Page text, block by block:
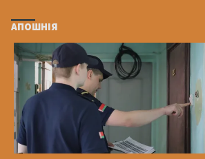
АПОШНІЯ